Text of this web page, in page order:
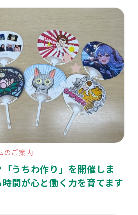
のご案内
うちわ作り」を開催しま
間が心と働く力を育てます